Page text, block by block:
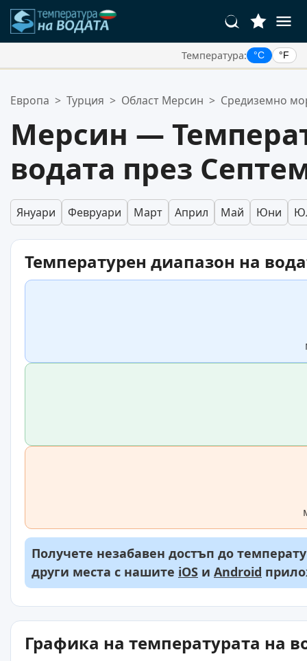
Температура: °C °F
Вашият списък с любими е празен.
Европа > Турция > Област Мерсин > Средиземно
Мерсин —
водата през
Януари Февруари Март Април Май Юни
Температурен диапазон на
Получете незабавен достъп до
други места с нашите iOS и Android
Графика на температурата на